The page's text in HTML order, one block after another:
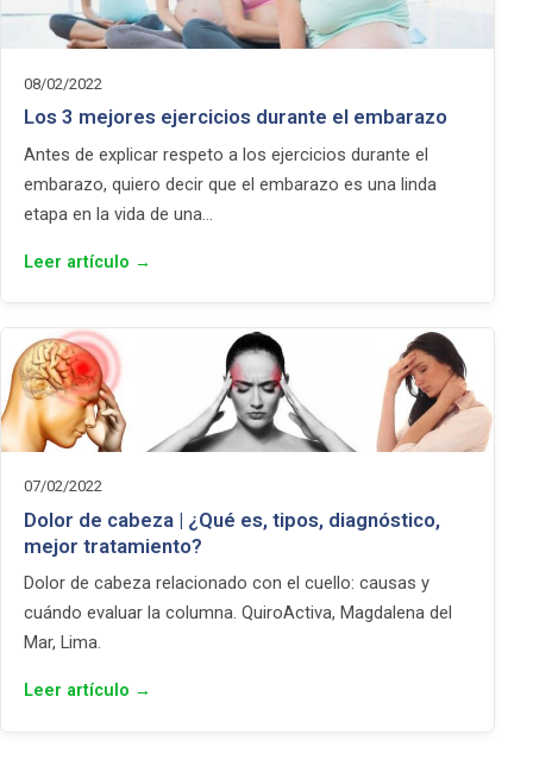
08/02/2022
Los 3 mejores ejercicios durante el embarazo
Antes de explicar respeto a los ejercicios durante el
embarazo, quiero decir que el embarazo es una linda
etapa en la vida de una…
Leer artículo →
07/02/2022
Dolor de cabeza | ¿Qué es, tipos, diagnóstico,
mejor tratamiento?
Dolor de cabeza relacionado con el cuello: causas y
cuándo evaluar la columna. QuiroActiva, Magdalena del
Mar, Lima.
Leer artículo →